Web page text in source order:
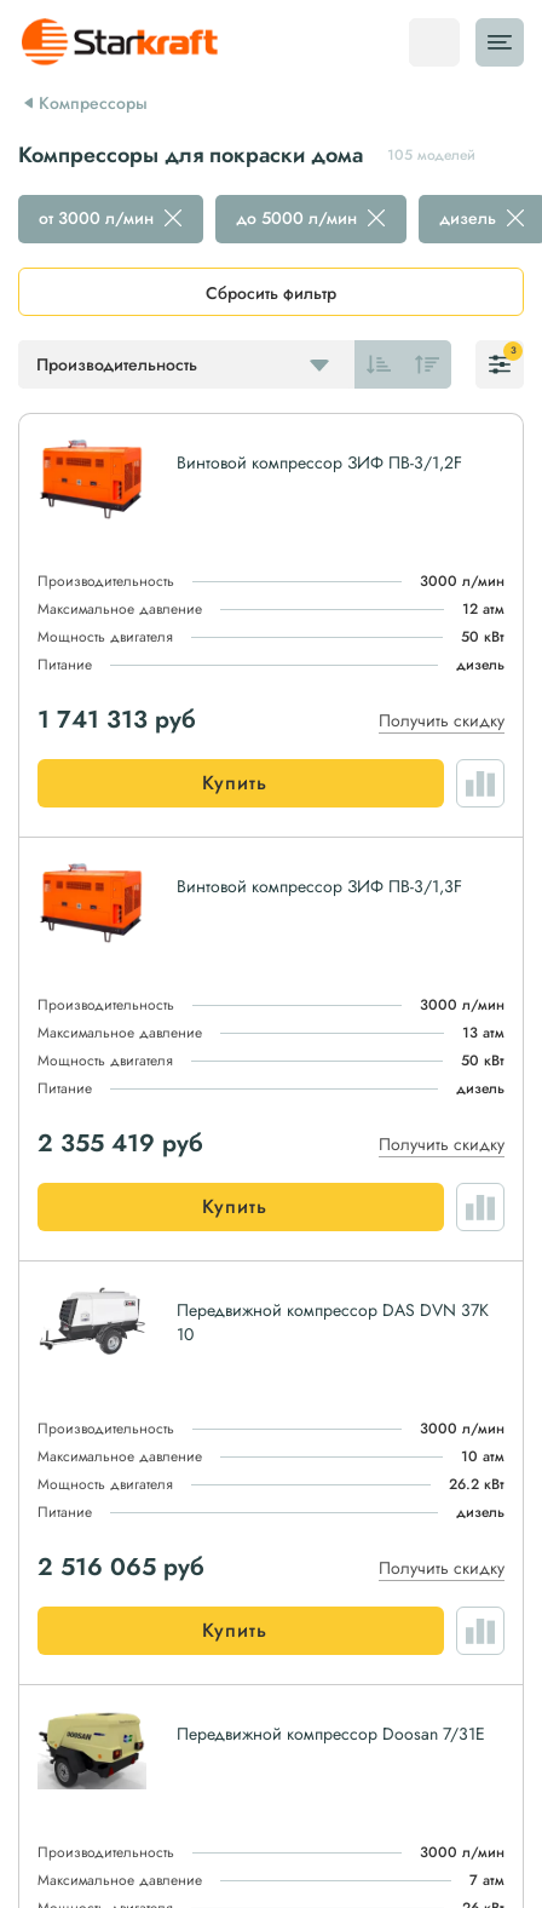
Компрессоры
Компрессоры для покраски дома 105 моделей
Производительность
от 3000 л/мин до 5000 л/мин дизель
Сбросить фильтр
3
Винтовой компрессор ЗИФ ПВ-3/1,2F
Производительность
3000 л/мин
Максимальное давление
12 атм
Мощность двигателя
50 кВт
Питание
дизель
1 741 313 руб Получить скидку
Купить
Винтовой компрессор ЗИФ ПВ-3/1,3F
Производительность
3000 л/мин
Максимальное давление
13 атм
Мощность двигателя
50 кВт
Питание
дизель
2 355 419 руб Получить скидку
Купить
Передвижной компрессор DAS DVN 37K
10
Производительность
3000 л/мин
Максимальное давление
10 атм
Мощность двигателя
26.2 кВт
Питание
дизель
2 516 065 руб Получить скидку
Купить
Передвижной компрессор Doosan 7/31E
Производительность
3000 л/мин
Максимальное давление
7 атм